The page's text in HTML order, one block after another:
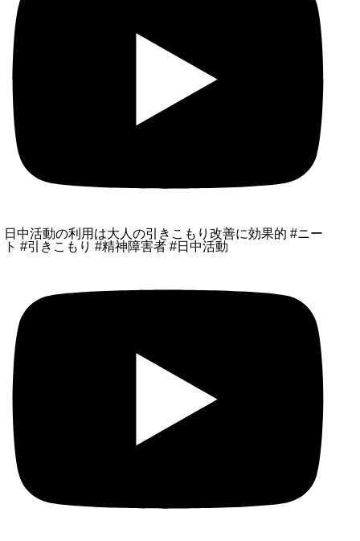
日中活動の利用は大人の引きこもり改善に効果的 #ニー
ト #引きこもり #精神障害者 #日中活動